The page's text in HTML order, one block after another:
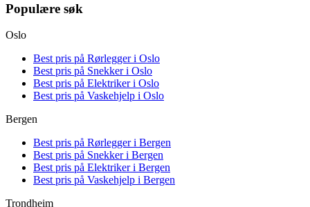
Populære søk
Oslo
Best pris på Rørlegger i Oslo
Best pris på Snekker i Oslo
Best pris på Elektriker i Oslo
Best pris på Vaskehjelp i Oslo
Bergen
Best pris på Rørlegger i Bergen
Best pris på Snekker i Bergen
Best pris på Elektriker i Bergen
Best pris på Vaskehjelp i Bergen
Trondheim